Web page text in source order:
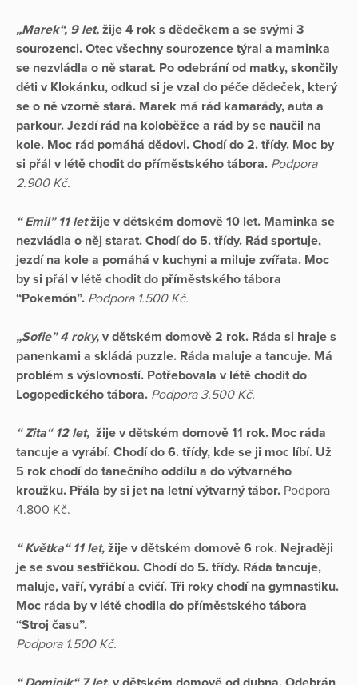
„Marek“, 9 let, žije 4 rok s dědečkem a se svými 3
sourozenci. Otec všechny sourozence týral a maminka
se nezvládla o ně starat. Po odebrání od matky, skončily
děti v Klokánku, odkud si je vzal do péče dědeček, který
se o ně vzorně stará. Marek má rád kamarády, auta a
parkour. Jezdí rád na koloběžce a rád by se naučil na
kole. Moc rád pomáhá dědovi. Chodí do 2. třídy. Moc by
si přál v létě chodit do příměstského tábora. Podpora
2.900 Kč.
“ Emil” 11 letžije v dětském domově 10 let. Maminka se
nezvládla o něj starat. Chodí do 5. třídy. Rád sportuje,
jezdí na kole a pomáhá v kuchyni a miluje zvířata. Moc
by si přál v létě chodit do příměstského tábora
“Pokemón”. Podpora 1.500 Kč.
„Sofie” 4 roky, v dětském domově 2 rok. Ráda si hraje s
panenkami a skládá puzzle. Ráda maluje a tancuje. Má
problém s výslovností. Potřebovala v létě chodit do
Logopedického tábora. Podpora 3.500 Kč.
“ Zita“ 12 let, žije v dětském domově 11 rok. Moc ráda
tancuje a vyrábí. Chodí do 6. třídy, kde se ji moc líbí. Už
5 rok chodí do tanečního oddílu a do výtvarného
kroužku. Přála by si jet na letní výtvarný tábor. Podpora
4.800 Kč.
“ Květka“ 11 let, žije v dětském domově 6 rok. Nejraději
je se svou sestřičkou. Chodí do 5. třídy. Ráda tancuje,
maluje, vaří, vyrábí a cvičí. Tři roky chodí na gymnastiku.
Moc ráda by v létě chodila do příměstského tábora
“Stroj času”.
Podpora 1.500 Kč.